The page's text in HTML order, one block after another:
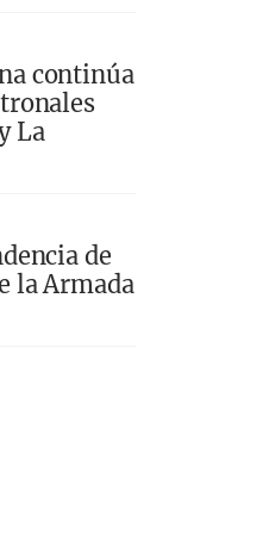
continúa
La
de
la Armada